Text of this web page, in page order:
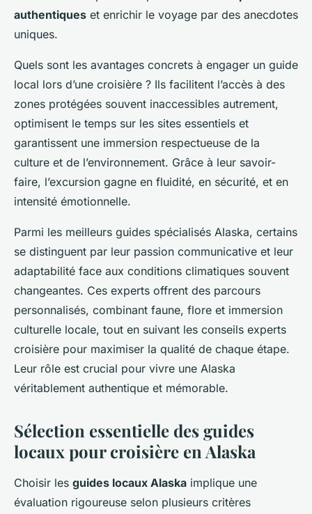
authentiques et enrichir le voyage par des anecdotes
uniques.
Quels sont les avantages concrets à engager un guide
local lors d’une croisière ? Ils facilitent l’accès à des
zones protégées souvent inaccessibles autrement,
optimisent le temps sur les sites essentiels et
garantissent une immersion respectueuse de la
culture et de l’environnement. Grâce à leur savoir-
faire, l’excursion gagne en fluidité, en sécurité, et en
intensité émotionnelle.
Parmi les meilleurs guides spécialisés Alaska, certains
se distinguent par leur passion communicative et leur
adaptabilité face aux conditions climatiques souvent
changeantes. Ces experts offrent des parcours
personnalisés, combinant faune, flore et immersion
culturelle locale, tout en suivant les conseils experts
croisière pour maximiser la qualité de chaque étape.
Leur rôle est crucial pour vivre une Alaska
véritablement authentique et mémorable.
Sélection essentielle des guides
locaux pour croisière en Alaska
Choisir les guides locaux Alaska implique une
évaluation rigoureuse selon plusieurs critères